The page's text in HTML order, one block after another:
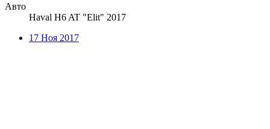
Авто
Haval H6 AT "Elit" 2017
17 Ноя 2017